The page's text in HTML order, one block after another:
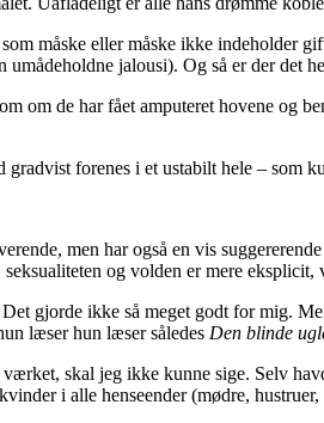
måske eller måske ikke indeholder
jalousi). Og så er der det
om de har fået amputeret hovene og
forenes i et ustabilt hele – som
men har også en vis
og volden er mere
gjorde ikke så meget godt for mig.
læser hun læser således Den blinde
skal jeg ikke kunne sige. Selv
i alle henseender (mødre, hustruer,